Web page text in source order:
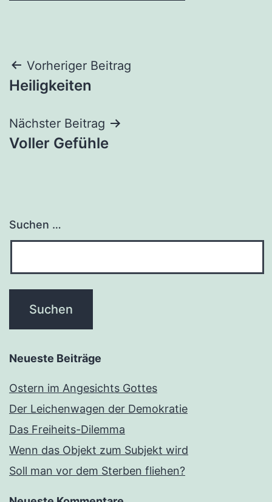
Beitragsnavigation
Vorheriger Beitrag
Heiligkeiten
Nächster Beitrag
Voller Gefühle
Suchen …
Neueste Beiträge
Ostern im Angesichts Gottes
Der Leichenwagen der Demokratie
Das Freiheits-Dilemma
Wenn das Objekt zum Subjekt wird
Soll man vor dem Sterben fliehen?